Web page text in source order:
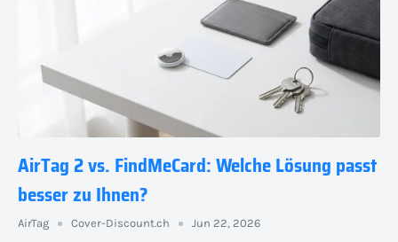
AirTag 2 vs. FindMeCard: Welche Lösung passt
besser zu Ihnen?
AirTag Cover-Discount.ch Jun 22, 2026